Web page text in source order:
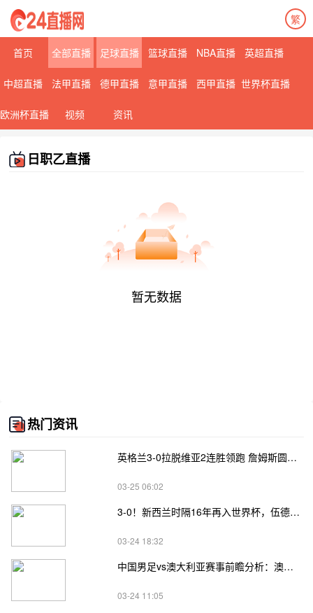
繁
首页 全部直播 足球直播 篮球直播 NBA直播 英超直播
中超直播 法甲直播 德甲直播 意甲直播 西甲直播 世界杯直播
欧洲杯直播 视频 资讯
日职乙直播
暂无数据
热门资讯
英格兰3-0拉脱维亚2连胜领跑 詹姆斯圆月弯刀凯恩埃泽建功
03-25 06:02
3-0！新西兰时隔16年再入世界杯，伍德将二度征战
03-24 18:32
中国男足vs澳大利亚赛事前瞻分析：澳大利亚进攻不俗
03-24 11:05